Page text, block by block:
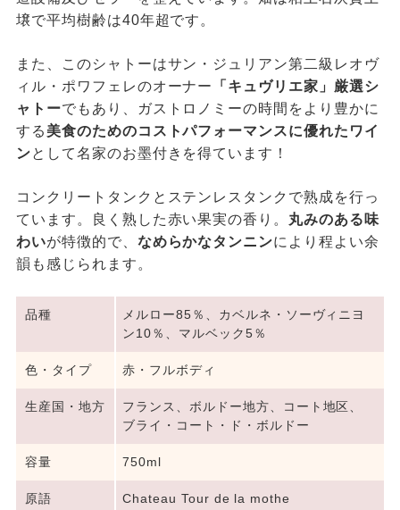
壌で平均樹齢は40年超です。
また、このシャトーはサン・ジュリアン第二級レオヴ
ィル・ポワフェレのオーナー
「キュヴリエ家」厳選シ
ャトーでもあり、ガストロノミーの時間をより豊かに
する 美食のためのコストパフォーマンスに優れたワイ
ンとして名家のお墨付きを得ています！
コンクリートタンクとステンレスタンクで熟成を行っ
ています。良く熟した赤い果実の香り。 丸みのある味
わいが特徴的で、 なめらかなタンニンにより程よい余
韻も感じられます。
品種
メルロー85％、カベルネ・ソーヴィニヨ
ン10％、マルベック5％
色・タイプ 赤・フルボディ
生産国・地方
フランス、ボルドー地方、コート地区、
ブライ・コート・ド・ボルドー
容量 750ml
原語 Chateau Tour de la mothe